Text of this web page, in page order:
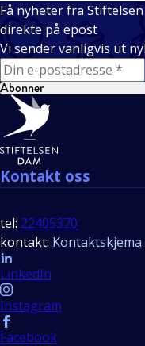
Få nyheter fra
direkte på epost
Vi sender vanligvis ut
E-mail
Abonner
Bunntekst
Kontakt oss
tel: 22405370
kontakt: Kontaktskjema
Follow us
LinkedIn
Instagram
Facebook